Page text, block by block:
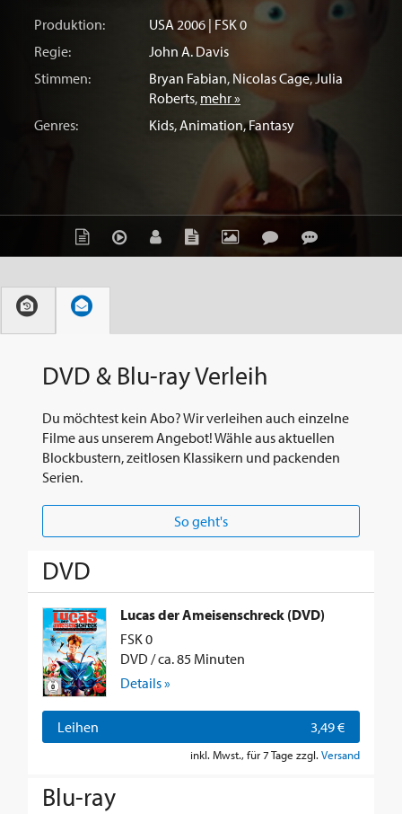
Produktion:
USA 2006 | FSK 0
Regie:
John A. Davis
Stimmen:
Bryan Fabian, Nicolas Cage,Julia
Roberts, mehr »
Genres:
Kids,Animation,Fantasy
DVD & Blu-ray Verleih
Du möchtest kein Abo? Wir verleihen auch einzelne
Filme aus unserem Angebot! Wähle aus aktuellen
Blockbustern, zeitlosen Klassikern und packenden
Serien.
So geht's
DVD
Lucas der Ameisenschreck (DVD)
FSK 0
DVD / ca. 85 Minuten
Details »
Leihen 3,49 €
inkl. Mwst., für 7 Tage zzgl. Versand
Blu-ray